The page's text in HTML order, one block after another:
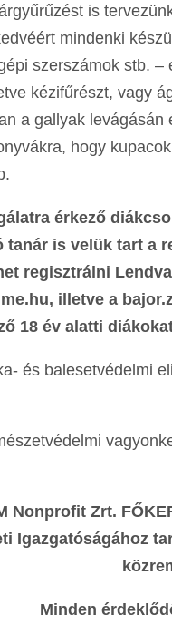
is
mindenki
szerszámok stb.
kézifűrészt, vagy
a gallyak
hogy
érkező
is velük tart a
regisztrálni
illetve a
18 év alatti
és balesetvédelmi
Nonprofit Zrt.
Igazgatóságához
Minden